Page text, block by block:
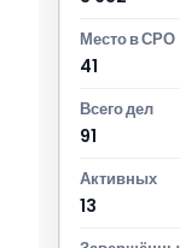
41
91
13